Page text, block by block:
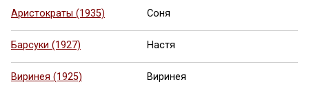
Аристократы (1935) Соня
Барсуки (1927) Настя
Виринея (1925) Виринея